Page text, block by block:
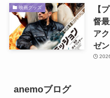
映画グッズ
【
督
ア
ゼ
anemoブログ